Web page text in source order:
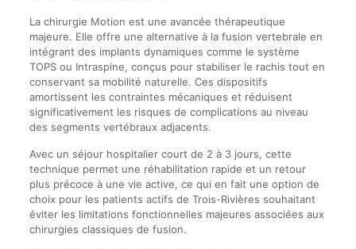
La chirurgie Motion est une avancée thérapeutique
majeure. Elle offre une alternative à la fusion vertebrale en
intégrant des implants dynamiques comme le système
TOPS ou Intraspine, conçus pour stabiliser le rachis tout en
conservant sa mobilité naturelle. Ces dispositifs
amortissent les contraintes mécaniques et réduisent
significativement les risques de complications au niveau
des segments vertébraux adjacents.
Avec un séjour hospitalier court de 2 à 3 jours, cette
technique permet une réhabilitation rapide et un retour
plus précoce à une vie active, ce qui en fait une option de
choix pour les patients actifs de Trois-Rivières souhaitant
éviter les limitations fonctionnelles majeures associées aux
chirurgies classiques de fusion.